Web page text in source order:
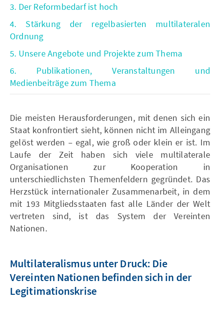
3. Der Reformbedarf ist hoch
4. Stärkung der regelbasierten multilateralen
Ordnung
5. Unsere Angebote und Projekte zum Thema
6. Publikationen, Veranstaltungen und
Medienbeiträge zum Thema
Die meisten Herausforderungen, mit denen sich ein
Staat konfrontiert sieht, können nicht im Alleingang
gelöst werden – egal, wie groß oder klein er ist. Im
Laufe der Zeit haben sich viele multilaterale
Organisationen zur Kooperation in
unterschiedlichsten Themenfeldern gegründet. Das
Herzstück internationaler Zusammenarbeit, in dem
mit 193 Mitgliedsstaaten fast alle Länder der Welt
vertreten sind, ist das System der Vereinten
Nationen.
Multilateralismus unter Druck: Die
Vereinten Nationen befinden sich in der
Legitimationskrise